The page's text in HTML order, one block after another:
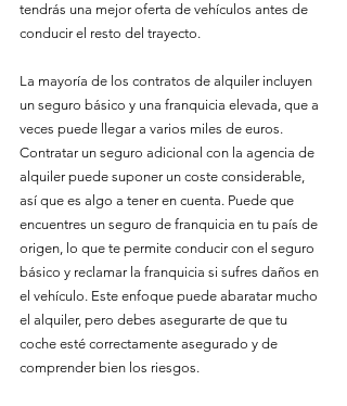
tendrás una mejor oferta de vehículos antes de
conducir el resto del trayecto.
La mayoría de los contratos de alquiler incluyen
un seguro básico y una franquicia elevada, que a
veces puede llegar a varios miles de euros.
Contratar un seguro adicional con la agencia de
alquiler puede suponer un coste considerable,
así que es algo a tener en cuenta. Puede que
encuentres un seguro de franquicia en tu país de
origen, lo que te permite conducir con el seguro
básico y reclamar la franquicia si sufres daños en
el vehículo. Este enfoque puede abaratar mucho
el alquiler, pero debes asegurarte de que tu
coche esté correctamente asegurado y de
comprender bien los riesgos.